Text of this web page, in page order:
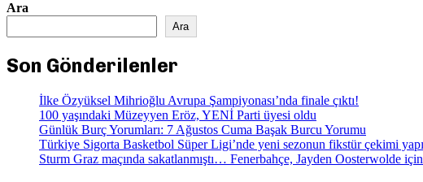
Ara
Ara
Son Gönderilenler
İlke Özyüksel Mihrioğlu Avrupa Şampiyonası’nda finale çıktı!
100 yaşındaki Müzeyyen Eröz, YENİ Parti üyesi oldu
Günlük Burç Yorumları: 7 Ağustos Cuma Başak Burcu Yorumu
Türkiye Sigorta Basketbol Süper Ligi’nde yeni sezonun fikstür çekimi
Sturm Graz maçında sakatlanmıştı… Fenerbahçe, Jayden Oosterwolde